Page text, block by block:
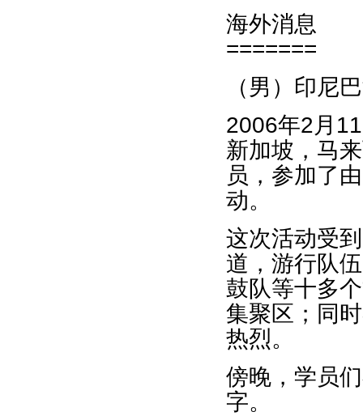
海外消息
=======
（男）印尼
2006年2月
新加坡，马
员，参加了
动。
这次活动受
道，游行队
鼓队等十多
集聚区；同
热烈。
傍晚，学员
字。